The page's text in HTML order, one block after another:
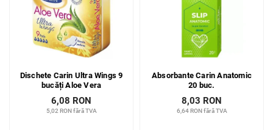
Dischete Carin Ultra Wings 9
bucăți Aloe Vera
5,02 RON fără TVA
6,08 RON
Absorbante Carin Anatomic
20 buc.
6,64 RON fără TVA
8,03 RON